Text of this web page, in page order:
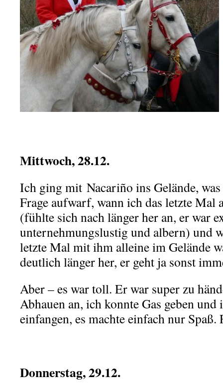
Mittwoch, 28.12.
Ich ging mit Nacariño ins Gelände,
Frage aufwarf, wann ich das letzte Mal
(fühlte sich nach länger her an, er war
unternehmungslustig und albern) und
letzte Mal mit ihm alleine im Gelände
deutlich länger her, er geht ja sonst
Aber – es war toll. Er war super zu
Abhauen an, ich konnte Gas geben
einfangen, es machte einfach nur Spaß.
Donnerstag, 29.12.